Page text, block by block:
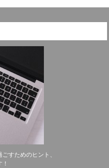
すためのヒント、